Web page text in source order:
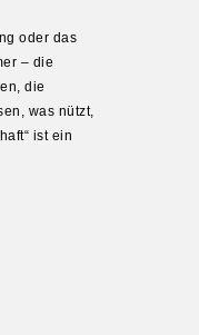
oder das
– die
die
was nützt,
ist ein